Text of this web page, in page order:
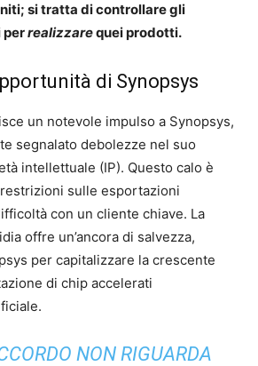
si tratta di controllare gli
realizzarequei prodotti.
di Synopsys
un notevole impulso a Synopsys,
segnalato debolezze nel suo
intellettuale (IP). Questo calo è
sulle esportazioni
con un cliente chiave. La
offre un’ancora di salvezza,
per capitalizzare la crescente
di chip accelerati
NON RIGUARDA